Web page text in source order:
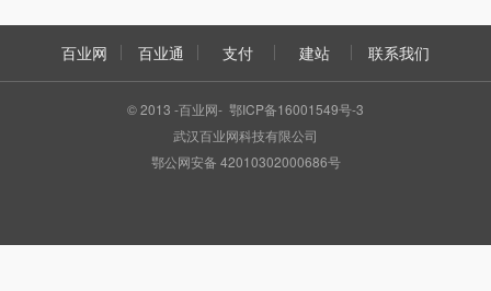
百业网 百业通 支付 建站 联系我们
© 2013 -百业网- 鄂ICP备16001549号-3
武汉百业网科技有限公司
鄂公网安备 42010302000686号